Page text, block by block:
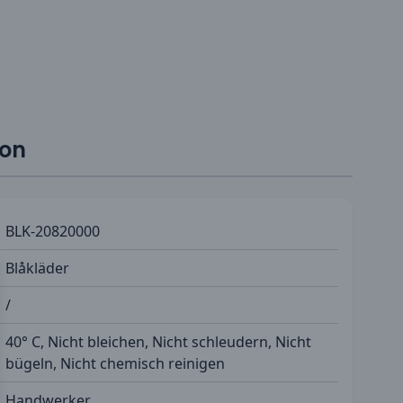
BLK-20820000
Blåkläder
/
40° C, Nicht bleichen, Nicht schleudern, Nicht
bügeln, Nicht chemisch reinigen